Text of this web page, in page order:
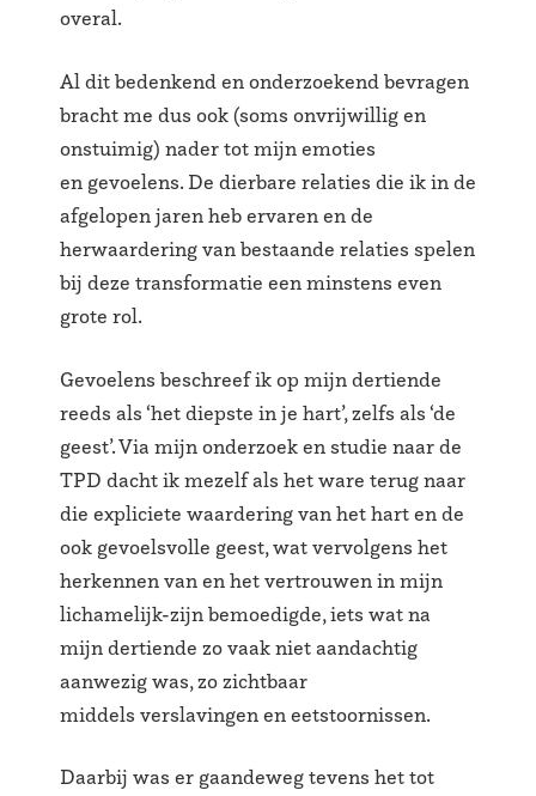
overal.
Al dit bedenkend en onderzoekend bevragen
bracht me dus ook (soms onvrijwillig en
onstuimig) nader tot mijn emoties
en gevoelens. De dierbare relaties die ik in de
afgelopen jaren heb ervaren en de
herwaardering van bestaande relaties spelen
bij deze transformatie een minstens even
grote rol.
Gevoelens beschreef ik op mijn dertiende
reeds als ‘het diepste in je hart’, zelfs als ‘de
geest’. Via mijn onderzoek en studie naar de
TPD dacht ik mezelf als het ware terug naar
die expliciete waardering van het hart en de
ook gevoelsvolle geest, wat vervolgens het
herkennen van en het vertrouwen in mijn
lichamelijk-zijn bemoedigde, iets wat na
mijn dertiende zo vaak niet aandachtig
aanwezig was, zo zichtbaar
middels verslavingen en eetstoornissen.
Daarbij was er gaandeweg tevens het tot